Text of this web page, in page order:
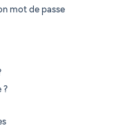
mot de passe
?